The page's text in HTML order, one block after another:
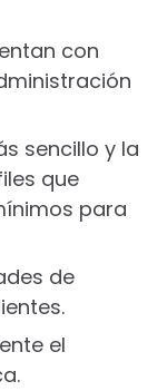
con
sencillo y la
que
para
de
el